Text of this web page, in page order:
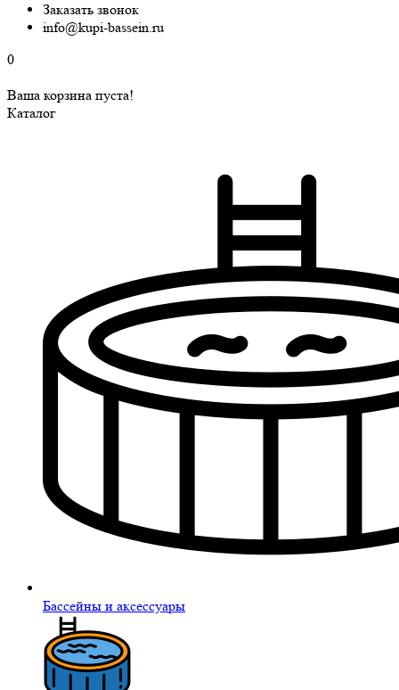
Заказать звонок
info@kupi-bassein.ru
0
Ваша корзина пуста!
Каталог
Бассейны и аксессуары